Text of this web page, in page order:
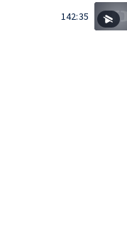
142:35